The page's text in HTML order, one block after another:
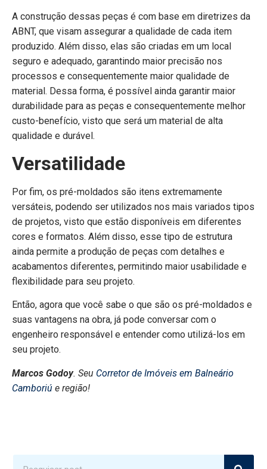
A construção dessas peças é com base em diretrizes da
ABNT, que visam assegurar a qualidade de cada item
produzido. Além disso, elas são criadas em um local
seguro e adequado, garantindo maior precisão nos
processos e consequentemente maior qualidade de
material. Dessa forma, é possível ainda garantir maior
durabilidade para as peças e consequentemente melhor
custo-benefício, visto que será um material de alta
qualidade e durável.
Versatilidade
Por fim, os pré-moldados são itens extremamente
versáteis, podendo ser utilizados nos mais variados tipos
de projetos, visto que estão disponíveis em diferentes
cores e formatos. Além disso, esse tipo de estrutura
ainda permite a produção de peças com detalhes e
acabamentos diferentes, permitindo maior usabilidade e
flexibilidade para seu projeto.
Então, agora que você sabe o que são os pré-moldados e
suas vantagens na obra, já pode conversar com o
engenheiro responsável e entender como utilizá-los em
seu projeto.
Marcos Godoy. Seu Corretor de Imóveis em Balneário
Camboriú e região!